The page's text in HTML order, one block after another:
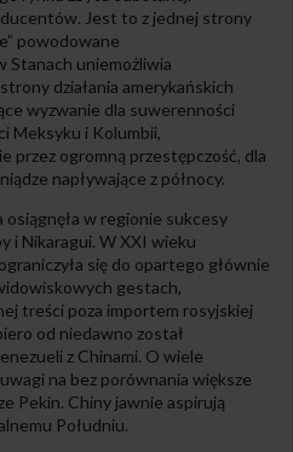
Jest to z jednej strony
powodowane
Stanach uniemożliwia
działania amerykańskich
wyzwanie dla suwerenności
Meksyku i Kolumbii,
przez ogromną przestępczość, dla
napływające z północy.
w regionie sukcesy
i Nikaragui. W XXI wieku
się do opartego głównie
gestach,
treści poza importem rosyjskiej
od niedawno został
z Chinami. O wiele
na bez porównania większe
Pekin. Chiny jawnie aspirują
Południu.